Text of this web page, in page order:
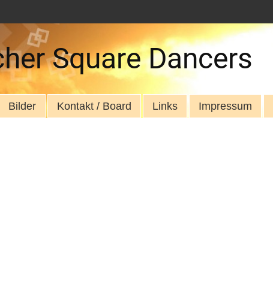
Square Dancers
Bilder Kontakt / Board Links Impressum